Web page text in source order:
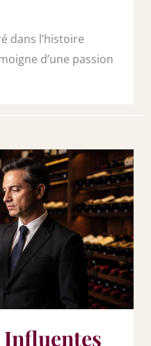
dans l’histoire
d’une passion